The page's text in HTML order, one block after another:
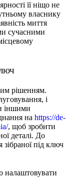
її ніщо не
власнику
миття
сучасними
рішенням.
і
іншими
на https://de-
, щоб зробити
деталі. До
під ключ
налаштовувати